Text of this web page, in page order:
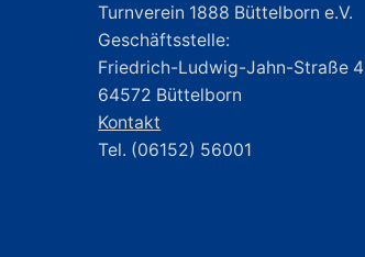
Turnverein 1888 Büttelborn e.V.
Geschäftsstelle:
Friedrich-Ludwig-Jahn-Straße 4
64572 Büttelborn
Kontakt
Tel. (06152) 56001